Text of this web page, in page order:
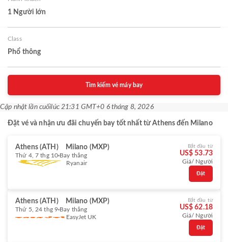
1 Người lớn
Class
Phổ thông
Tìm kiếm vé máy bay
Cập nhật lần cuốilúc 21:31 GMT+0 6 tháng 8, 2026
Đặt vé và nhận ưu đãi chuyến bay tốt nhất từ Athens đến Milano
Athens (ATH) Milano (MXP)
Thứ 4, 7 thg 10 Bay thẳng
Ryanair
Bắt đầu từ
US$ 53.73
Giá/ Người
Đặt
Athens (ATH) Milano (MXP)
Thứ 5, 24 thg 9 Bay thẳng
EasyJet UK
Bắt đầu từ
US$ 62.18
Giá/ Người
Đặt